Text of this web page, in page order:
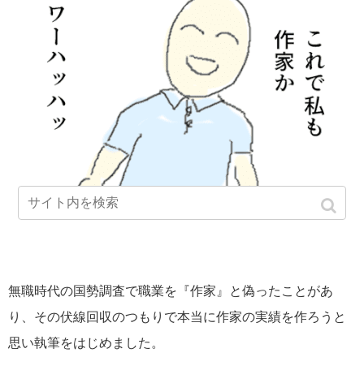
無職時代の国勢調査で職業を『作家』と偽ったことがあ
り、その伏線回収のつもりで本当に作家の実績を作ろうと
思い執筆をはじめました。